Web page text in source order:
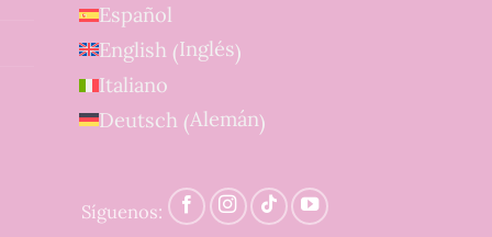
Español
English (Inglés)
Italiano
Deutsch (Alemán)
Síguenos: